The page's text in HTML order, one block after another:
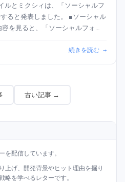
ルとミクシィは、「ソーシャルフ
表しました。 ■ソーシャル
人と...
続きを読む →
古い記事 →
を配信しています。
上げ、開発背景やヒット理由を掘り
略を学べるレターです。